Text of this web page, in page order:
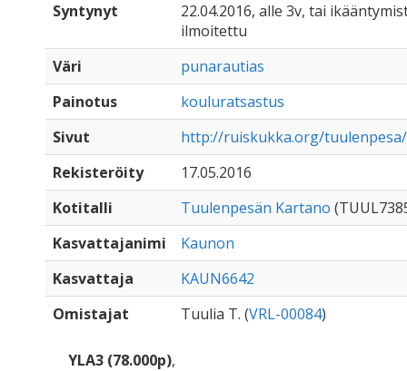
Syntynyt
22.04.2016, alle 3v, tai
ilmoitettu
Väri
punarautias
Painotus
kouluratsastus
Sivut
http://ruiskukka.org/
Rekisteröity
17.05.2016
Kotitalli
Tuulenpesän Kartano
Kasvattajanimi
Kaunon
Kasvattaja
KAUN6642
Omistajat
Tuulia T. (VRL-00084)
YLA3 (78.000p),